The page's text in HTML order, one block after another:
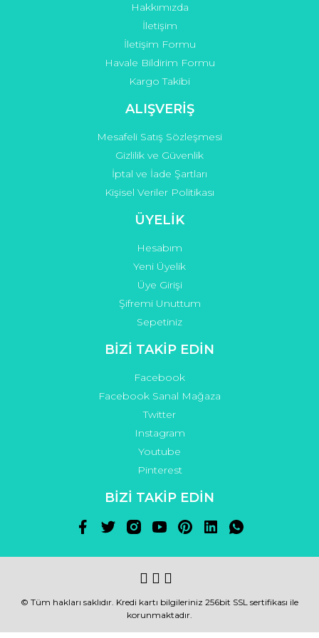
Gönder
Hakkımızda
İletişim
İletişim Formu
Havale Bildirim Formu
Kargo Takibi
ALIŞVERİŞ
Mesafeli Satış Sözleşmesi
Gizlilik ve Güvenlik
İptal ve İade Şartları
Kişisel Veriler Politikası
ÜYELİK
Hesabım
Yeni Üyelik
Üye Girişi
Şifremi Unuttum
Sepetiniz
BİZİ TAKİP EDİN
Facebook
Facebook Sanal Mağaza
Twitter
Instagram
Youtube
Pinterest
BİZİ TAKİP EDİN
© Tüm hakları saklıdır. Kredi kartı bilgileriniz 256bit SSL sertifikası ile
korunmaktadır.